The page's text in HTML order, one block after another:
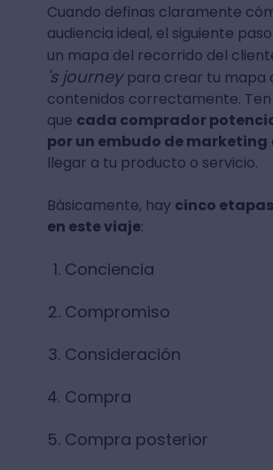
Cuando definas claramente
audiencia ideal, el siguiente
un mapa del recorrido del
's journey para crear tu mapa
contenidos correctamente.
que cada comprador
por un embudo de marketing
llegar a tu producto o servicio.
Básicamente, hay cinco
en este viaje:
Conciencia
Compromiso
Consideración
Compra
Compra posterior